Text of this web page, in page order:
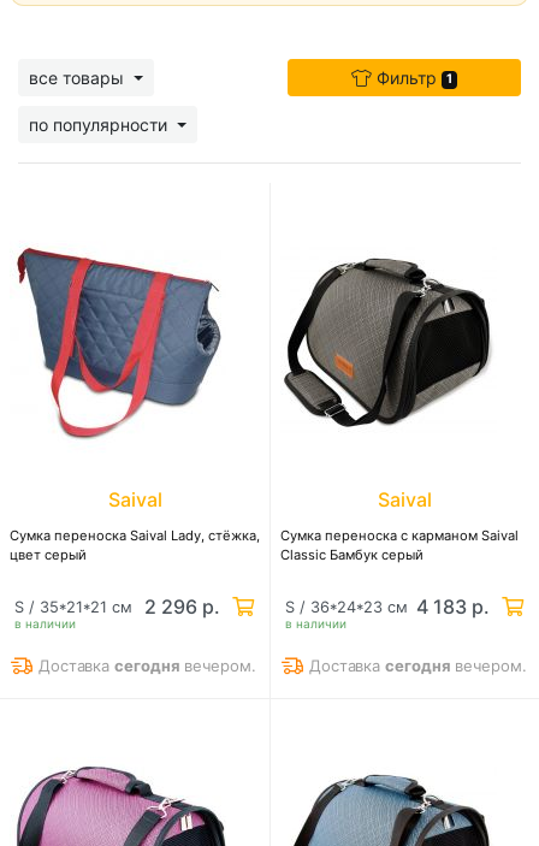
все товары
по популярности
Фильтр 1
Saival
Сумка перeноска Saival Lady, стёжка,
цвет серый
в наличии
S / 35*21*21 см 2 296 р.
Доставкасегодня вечером.
Saival
Сумка перeноска с карманом Saival
Classic Бамбук серый
в наличии
S / 36*24*23 см 4 183 р.
Доставкасегодня вечером.